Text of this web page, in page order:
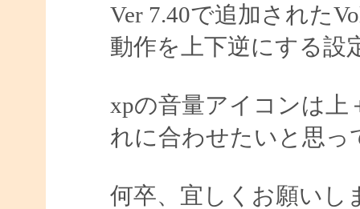
Ver 7.40で追加された
動作を上下逆にする設
xpの音量アイコンは上
れに合わせたいと思っ
何卒、宜しくお願いし